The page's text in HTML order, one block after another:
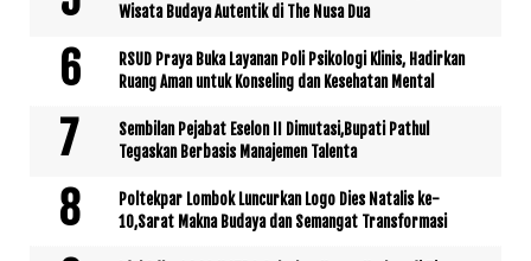
Wisata Budaya Autentik di The Nusa Dua
RSUD Praya Buka Layanan Poli Psikologi Klinis, Hadirkan
Ruang Aman untuk Konseling dan Kesehatan Mental
Sembilan Pejabat Eselon II Dimutasi,Bupati Pathul
Tegaskan Berbasis Manajemen Talenta
Poltekpar Lombok Luncurkan Logo Dies Natalis ke-
10,Sarat Makna Budaya dan Semangat Transformasi